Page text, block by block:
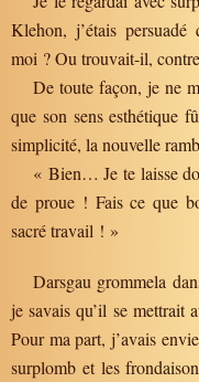
Klehon, j’étais
moi ? Ou trouvait-il,
De toute façon, je ne
que son sens esthétique
simplicité, la nouvelle
« Bien… Je te laisse
de proue ! Fais ce que
sacré travail ! »
Darsgau grommela
je savais qu’il se mettrait
Pour ma part, j’avais
surplomb et les